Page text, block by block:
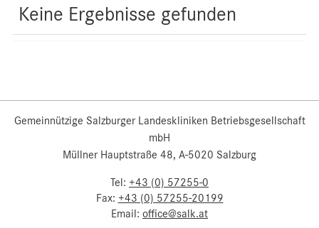
Keine Ergebnisse gefunden
Gemeinnützige Salzburger Landeskliniken Betriebsgesellschaft
mbH
Müllner Hauptstraße 48, A-5020 Salzburg
Tel: +43 (0) 57255-0
Fax: +43 (0) 57255-20199
Email: office@salk.at